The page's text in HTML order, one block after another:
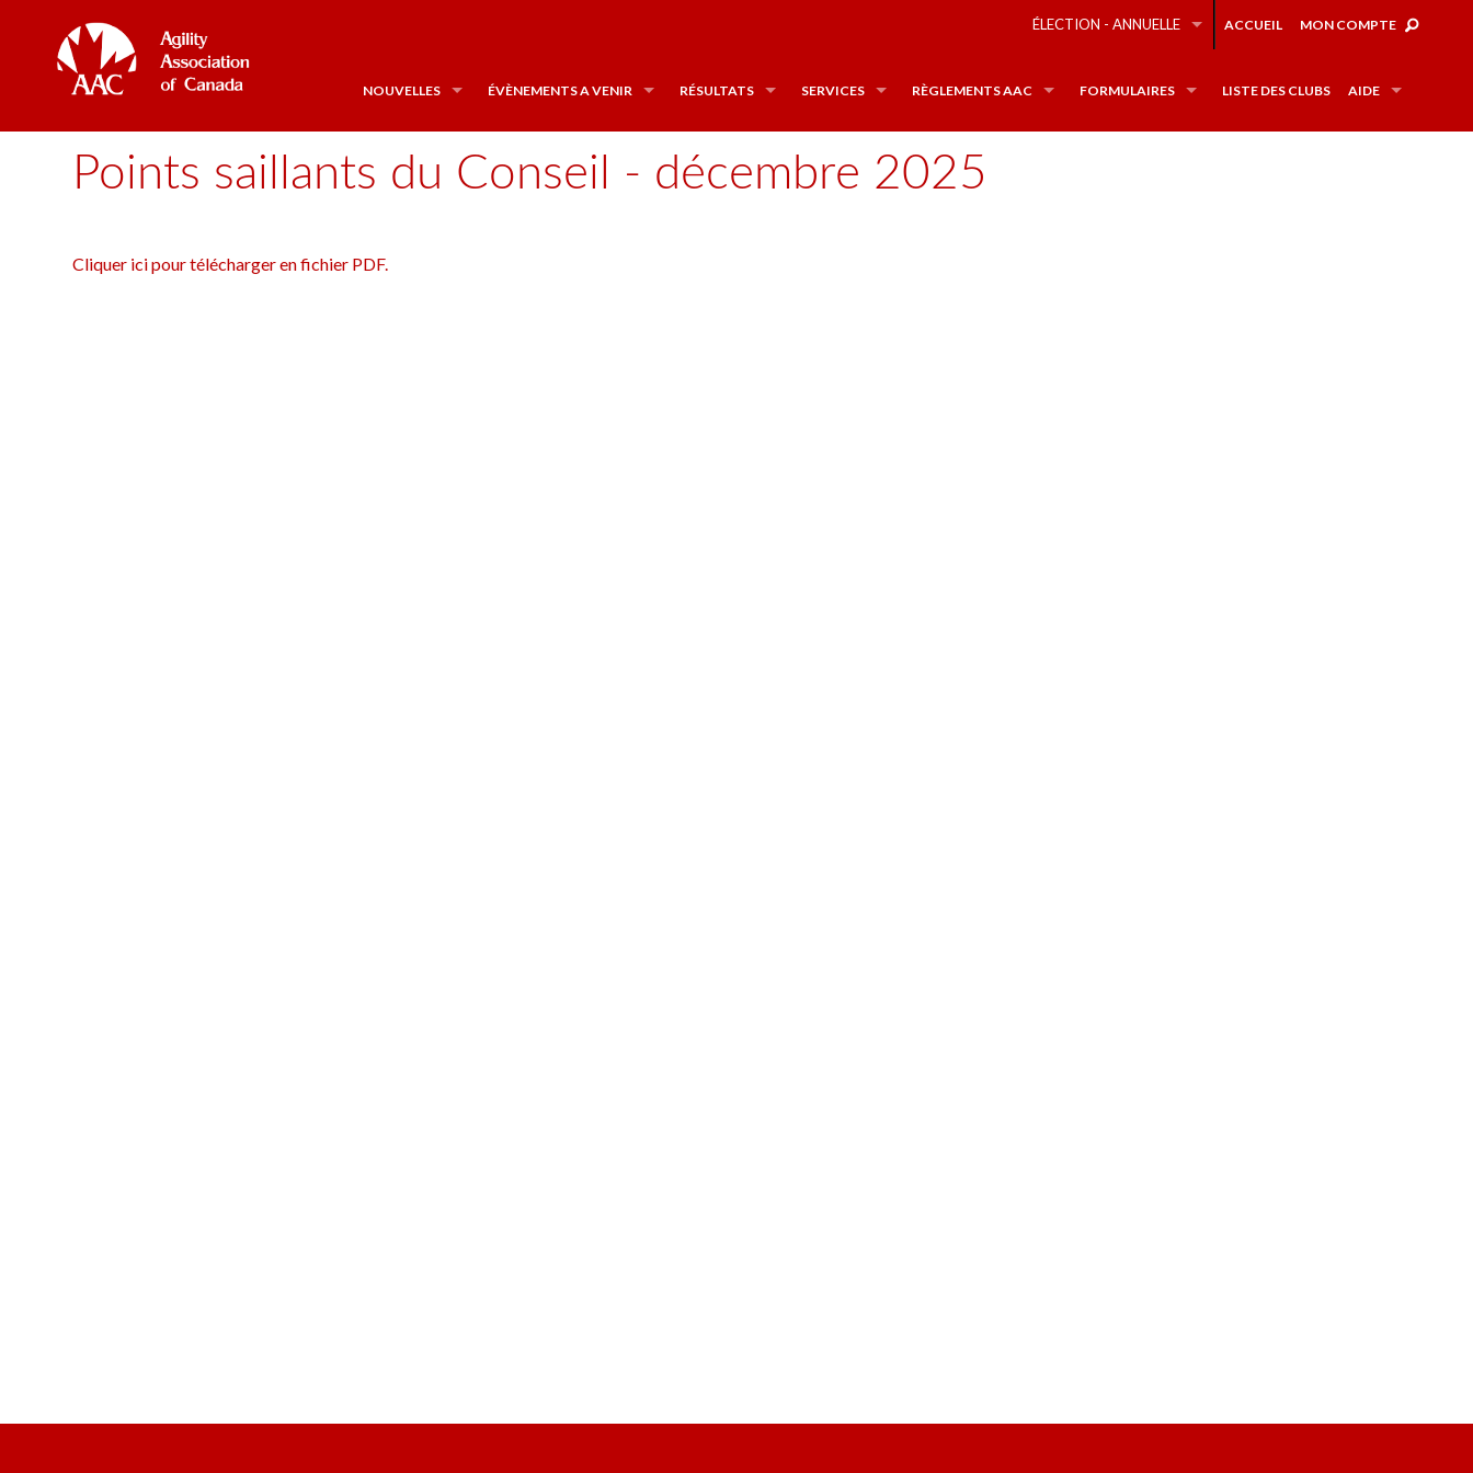
ÉLECTION - ANNUELLE ACCUEIL MON COMPTE
NOUVELLES ÉVÈNEMENTS A VENIR RÉSULTATS SERVICES RÈGLEMENTS AAC FORMULAIRES LISTE DES CLUBS AIDE
Points saillants du Conseil - décembre 2025
Cliquer ici pour télécharger en fichier PDF.